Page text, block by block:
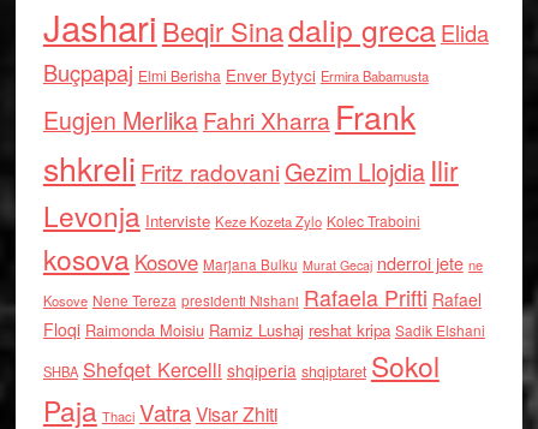
Jashari Beqir Sinadalip grecaElida
Buçpapaj Elmi Berisha Enver Bytyci Ermira Babamusta
Eugjen MerlikaFahri Xharra Frank
shkreli Fritz radovaniGezim Llojdia Ilir
Levonja Interviste Keze Kozeta Zylo Kolec Traboini
kosova Kosove Marjana Bulku Murat Gecaj nderroi jete ne
Kosove Nene Tereza presidenti Nishani Rafaela Prifti Rafael
Floqi Raimonda Moisiu Ramiz Lushaj reshat kripa Sadik Elshani
SHBA Shefqet Kercelli shqiperia shqiptaret Sokol
Paja Thaci VatraVisar Zhiti